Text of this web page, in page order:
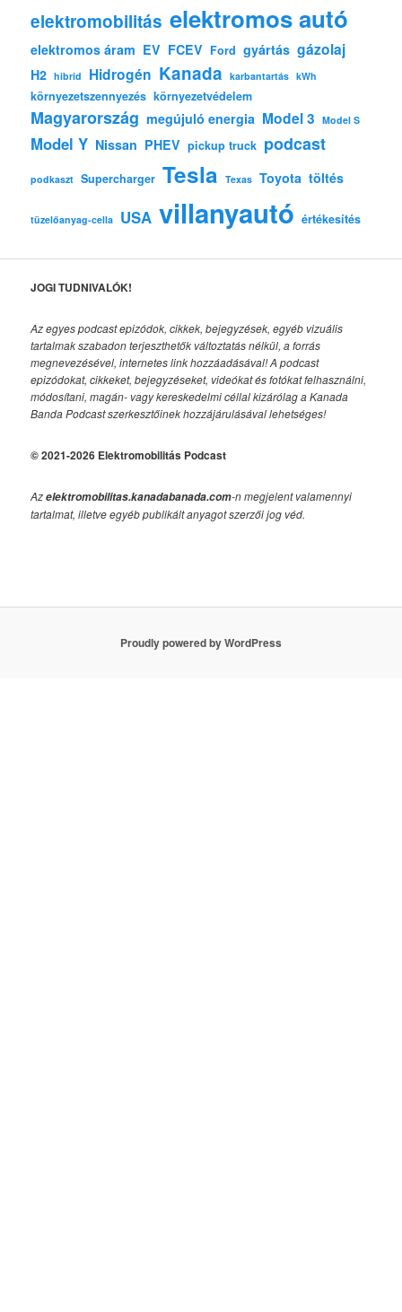
elektromobilitás elektromos autó
elektromos áram EV FCEV Ford gyártás gázolaj
H2 hibrid Hidrogén Kanada karbantartás kWh
környezetszennyezés környezetvédelem
Magyarország megújuló energia Model 3 Model S
Model Y Nissan PHEV pickup truck podcast
podkaszt Supercharger Tesla Texas Toyota töltés
tüzelőanyag-cella USA villanyautó értékesítés
JOGI TUDNIVALÓK!
Az egyes podcast epizódok, cikkek, bejegyzések, egyéb vizuális
tartalmak szabadon terjeszthetők változtatás nélkül, a forrás
megnevezésével, internetes link hozzáadásával!A podcast
epizódokat, cikkeket, bejegyzéseket, videókat és fotókat felhasználni,
módosítani, magán- vagy kereskedelmi céllal kizárólag a Kanada
Banda Podcast szerkesztőinek hozzájárulásával lehetséges!
© 2021-2026 Elektromobilitás Podcast
Azelektromobilitas.kanadabanada.com-n megjelent valamennyi
tartalmat, illetve egyéb publikált anyagot szerzői jog véd.
Proudly powered by WordPress